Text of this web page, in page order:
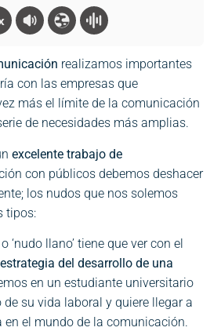
realizamos importantes
con las empresas que
más el límite de la comunicación
de necesidades más amplias.
excelente trabajo de
con públicos debemos deshacer
los nudos que nos solemos
tipos:
‘nudo llano’ tiene que ver con el
del desarrollo de una
en un estudiante universitario
de su vida laboral y quiere llegar a
en el mundo de la comunicación.